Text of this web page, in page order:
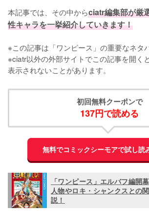
本記事では、その中からciatr編集部が厳
性キャラを一挙紹介していきます！
※この記事は「ワンピース」の重要なネタ
※ciatr以外の外部サイトでこの記事を開く
表示されないことがあります。
初回無料クーポンで
137円で読める
無料でコミックシーモアで試し読
「ワンピース」エルバフ編開
人物やロキ・シャンクスとの
説！